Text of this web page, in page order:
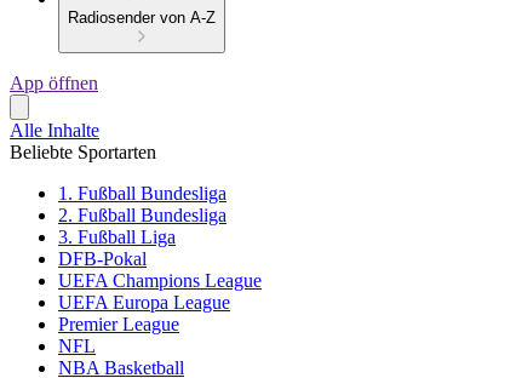
Radiosender von A-Z
App öffnen
Alle Inhalte
Beliebte Sportarten
1. Fußball Bundesliga
2. Fußball Bundesliga
3. Fußball Liga
DFB-Pokal
UEFA Champions League
UEFA Europa League
Premier League
NFL
NBA Basketball